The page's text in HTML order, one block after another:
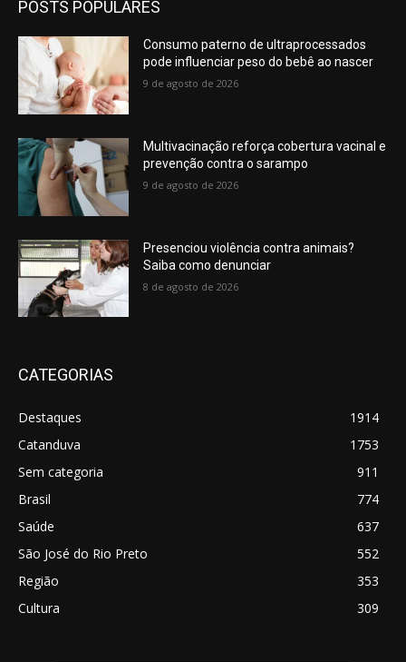
POSTS POPULARES
Consumo paterno de ultraprocessados
pode influenciar peso do bebê ao nascer
9 de agosto de 2026
Multivacinação reforça cobertura vacinal e
prevenção contra o sarampo
9 de agosto de 2026
Presenciou violência contra animais?
Saiba como denunciar
8 de agosto de 2026
CATEGORIAS
Destaques
1914
Catanduva
1753
Sem categoria
911
Brasil
774
Saúde
637
São José do Rio Preto
552
Região
353
Cultura
309